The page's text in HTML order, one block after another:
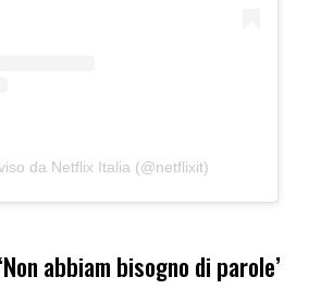
da Netflix Italia (@netflixit)
abbiam bisogno di parole’